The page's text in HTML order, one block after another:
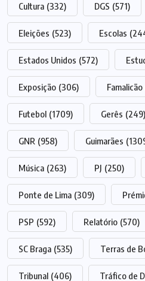
Cultura (332) DGS (571)
Eleições (523) Escolas
Estados Unidos (572)
Exposição (306) Famalicão
Futebol (1709) Gerês (249)
GNR (958) Guimarães
Música (263) PJ (250)
Ponte de Lima (309)
PSP (592) Relatório (570)
SC Braga (535) Terras de
Tribunal (406) Tráfico de